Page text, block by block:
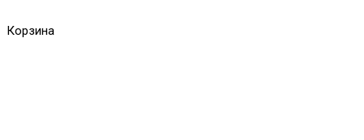
Корзина